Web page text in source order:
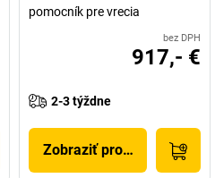
pomocník pre vrecia
bez DPH
917,- €
2-3 týždne
Zobraziť produkt